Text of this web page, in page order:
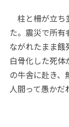
柱と柵が立ち
た。震災で所
ながれたまま餓
白骨化した死体
の牛舎に赴き、
人間って愚かだ